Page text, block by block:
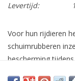
Levertijd:
Voor hun rijdieren
schuimrubberen
bescherming